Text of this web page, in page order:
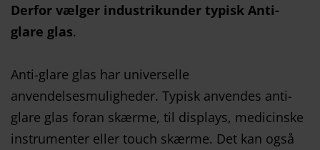
Derfor vælger industrikunder typisk Anti-
glare glas.
Anti-glare glas har universelle
anvendelsesmuligheder. Typisk anvendes anti-
glare glas foran skærme, til displays, medicinske
instrumenter eller touch skærme. Det kan også